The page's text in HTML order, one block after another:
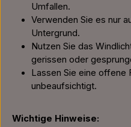
Umfallen.
Verwenden Sie es nur
Untergrund.
Nutzen Sie das
gerissen oder
Lassen Sie eine offene
unbeaufsichtigt.
Wichtige Hinweise: